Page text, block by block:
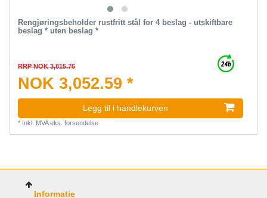
Rengjøringsbeholder rustfritt stål for 4 beslag - utskiftbare
beslag * uten beslag *
RRP NOK 3,815.76
NOK 3,052.59 *
Legg til i handlekurven
* Inkl. MVAeks. forsendelse
Informatie